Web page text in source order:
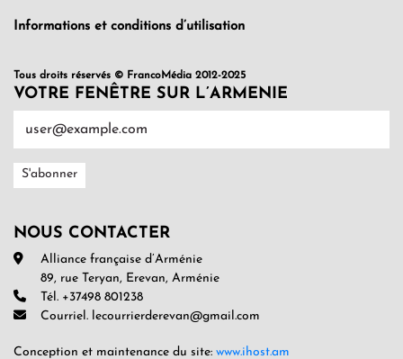
Informations et conditions d’utilisation
Tous droits réservés © FrancoMédia 2012-2025
VOTRE FENÊTRE SUR L’ARMENIE
NOUS CONTACTER
Alliance française d’Arménie
89, rue Teryan, Erevan, Arménie
Tél. +37498 801238
Courriel. lecourrierderevan@gmail.com
Conception et maintenance du site: www.ihost.am